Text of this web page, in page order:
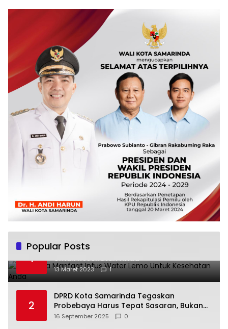
Popular Posts
1
Beberapa Manfaat Infus Water Lemo
Untuk Kesehatan Anda
13 Maret 2023 1
2
DPRD Kota Samarinda Tegaskan
Probebaya Harus Tepat Sasaran, Bukan
Hanya Infrastruktur Semata
16 September 2025 0